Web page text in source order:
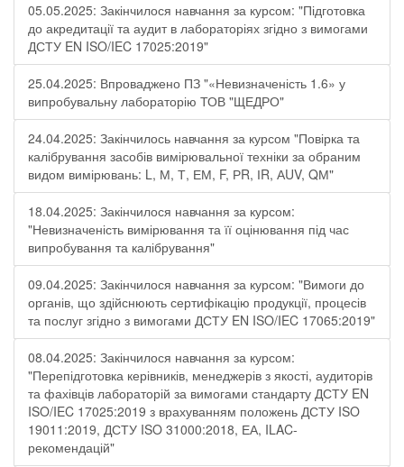
05.05.2025: Закінчилося навчання за курсом: "Підготовка
до акредитації та аудит в лабораторіях згідно з вимогами
ДСТУ EN ISO/IEC 17025:2019"
25.04.2025: Впроваджено ПЗ "«Невизначеність 1.6» у
випробувальну лабораторію ТОВ "ЩЕДРО"
24.04.2025: Закінчилось навчання за курсом "Повірка та
калібрування засобів вимірювальної техніки за обраним
видом вимірювань: L, М, Т, ЕМ, F, РR, ІR, АUV, QМ"
18.04.2025: Закінчилося навчання за курсом:
"Невизначеність вимірювання та її оцінювання під час
випробування та калібрування"
09.04.2025: Закінчилося навчання за курсом: "Вимоги до
органів, що здійснюють сертифікацію продукції, процесів
та послуг згідно з вимогами ДСТУ EN ISO/IEC 17065:2019"
08.04.2025: Закінчилося навчання за курсом:
"Перепідготовка керівників, менеджерів з якості, аудиторів
та фахівців лабораторій за вимогами стандарту ДСТУ EN
ISO/IEC 17025:2019 з врахуванням положень ДСТУ ISO
19011:2019, ДСТУ ISO 31000:2018, ЕА, ILAC-
рекомендацій"